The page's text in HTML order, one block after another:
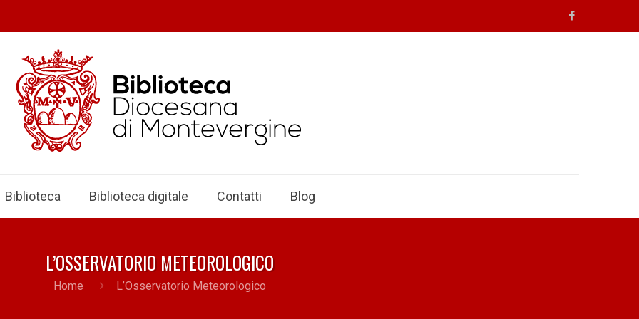
Biblioteca Biblioteca digitale Contatti Blog
L’OSSERVATORIO METEOROLOGICO
Home L’Osservatorio Meteorologico